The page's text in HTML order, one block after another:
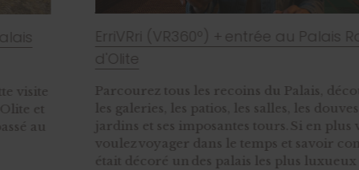
ErriVRri (VR360º) + entrée au Palais Royal
Parcourez tous les recoins du Palais, découvrez
les galeries, les patios, les salles, les douves, les
jardins et ses imposantes tours. Si en plus vous
voulez voyager dans le temps et savoir comment
était décoré un des palais les plus luxueux